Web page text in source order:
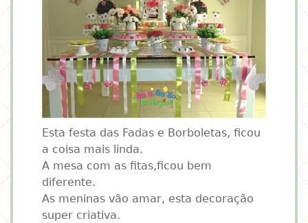
Esta festa das Fadas e Borboletas, ficou
a coisa mais linda.
A mesa com as fitas,ficou bem
diferente.
As meninas vão amar, esta decoração
super criativa.